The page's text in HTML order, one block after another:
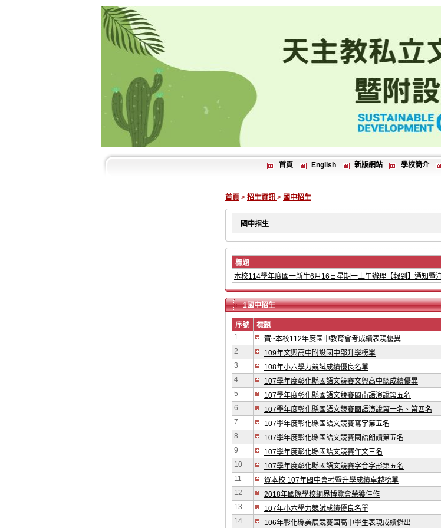
首頁 English 新版網站 學校簡介
首頁 > 招生資訊 > 國中招生
國中招生
標題
本校114學年度國一新生6月16日星期一上午辦理【報到】通知暨
1國中招生
序號 標題
1
賀~本校112年度國中教育會考成績表現優異
2
109年文興高中附設國中部升學榜單
3
108年小六學力競試成績優良名單
4
107學年度彰化縣國語文競賽文興高中總成績優異
5
107學年度彰化縣國語文競賽閩南語演說第五名
6
107學年度彰化縣國語文競賽國語演說第一名、第四名
7
107學年度彰化縣國語文競賽寫字第五名
8
107學年度彰化縣國語文競賽國語朗讀第五名
9
107學年度彰化縣國語文競賽作文三名
10
107學年度彰化縣國語文競賽字音字形第五名
11
賀本校 107年國中會考暨升學成績卓越榜單
12
2018年國際學校網界博覽會榮獲佳作
13
107年小六學力競試成績優良名單
14
106年彰化縣美展競賽國高中學生表現成績傑出